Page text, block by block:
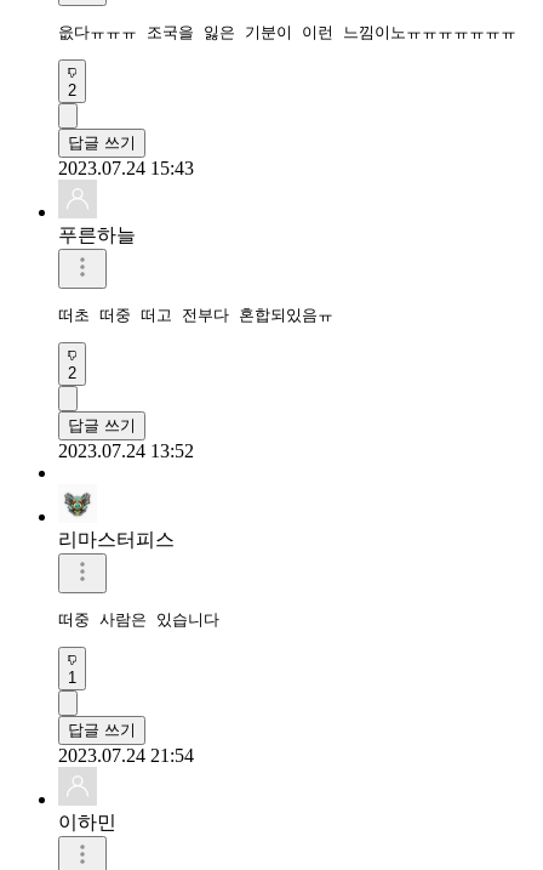
읎다ㅠㅠㅠ 조국을 잃은 기분이 이런 느낌이노ㅠㅠㅠㅠㅠㅠㅠ
2
답글 쓰기
2023.07.24 15:43
푸른하늘
떠초 떠중 떠고 전부다 혼합되있음ㅠ
2
답글 쓰기
2023.07.24 13:52
리마스터피스‮
떠중 사람은 있습니다
1
답글 쓰기
2023.07.24 21:54
이하민